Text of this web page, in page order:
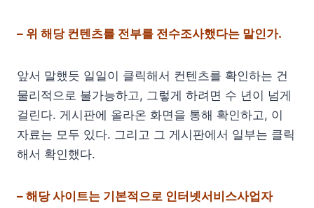
– 위 해당 컨텐츠를 전부를 전수조사했다는 말인가.
앞서 말했듯 일일이 클릭해서 컨텐츠를 확인하는 건
물리적으로 불가능하고, 그렇게 하려면 수 년이 넘게
걸린다. 게시판에 올라온 화면을 통해 확인하고, 이
자료는 모두 있다. 그리고 그 게시판에서 일부는 클릭
해서 확인했다.
– 해당 사이트는 기본적으로 인터넷서비스사업자